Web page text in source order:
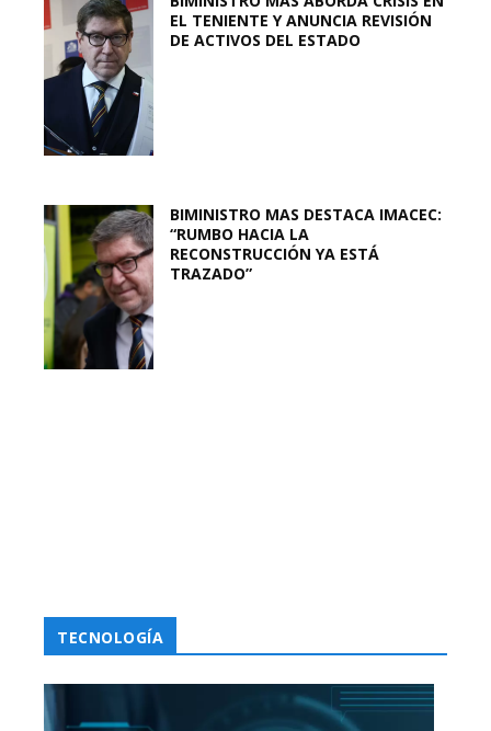
EL TENIENTE Y ANUNCIA REVISIÓN
DE ACTIVOS DEL ESTADO
BIMINISTRO MAS DESTACA IMACEC:
“RUMBO HACIA LA
RECONSTRUCCIÓN YA ESTÁ
TRAZADO”
TECNOLOGÍA